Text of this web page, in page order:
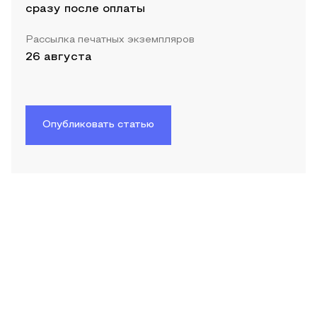
сразу после оплаты
Рассылка печатных экземпляров
26 августа
Опубликовать статью